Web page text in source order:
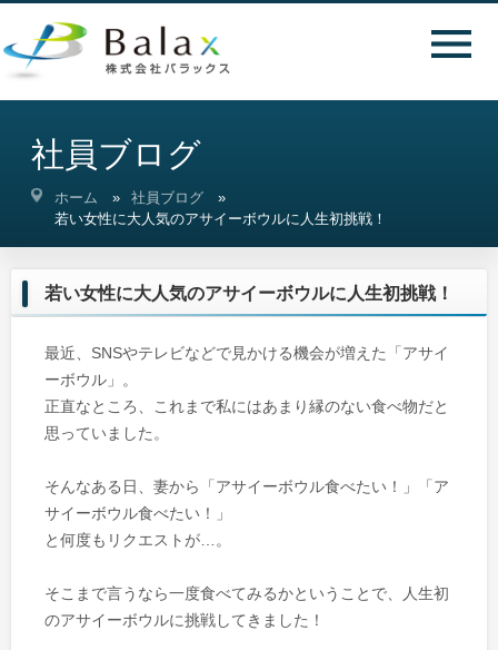
社員ブログ
ホーム
社員ブログ
若い女性に大人気のアサイーボウルに人生初挑戦！
若い女性に大人気のアサイーボウルに人生初挑戦！
最近、SNSやテレビなどで見かける機会が増えた「アサイ
ーボウル」。
正直なところ、これまで私にはあまり縁のない食べ物だと
思っていました。
そんなある日、妻から「アサイーボウル食べたい！」「ア
サイーボウル食べたい！」
と何度もリクエストが…。
そこまで言うなら一度食べてみるかということで、人生初
のアサイーボウルに挑戦してきました！